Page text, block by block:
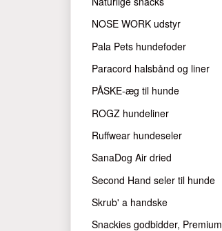
NOSE WORK udstyr
Pala Pets hundefoder
Paracord halsbånd og liner
PÅSKE-æg til hunde
ROGZ hundeliner
Ruffwear hundeseler
SanaDog Air dried
Second Hand seler til hunde
Skrub' a handske
Snackies godbidder, Premium